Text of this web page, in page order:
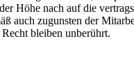
Höhe nach auf die
auch zugunsten der
bleiben unberührt.